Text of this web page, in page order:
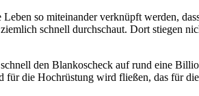
so miteinander verknüpft werden,
schnell durchschaut. Dort stiegen
den Blankoscheck auf rund eine
die Hochrüstung wird fließen, das für